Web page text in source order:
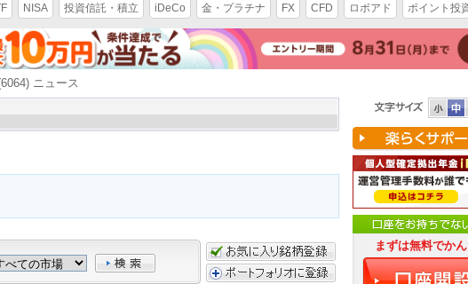
NISA 投資信託・積立 iDeCo 金・プラチナ FX CFD ロボアド ポイント投
ニュース
まずは無料でか